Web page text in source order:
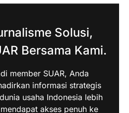
Solusi,
Bersama Kami.
member SUAR, Anda
informasi strategis
usaha Indonesia lebih
akses penuh ke